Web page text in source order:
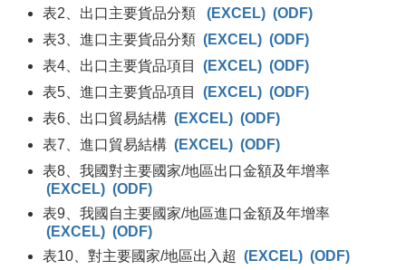
表2、出口主要貨品分類 (EXCEL) (ODF)
表3、進口主要貨品分類 (EXCEL) (ODF)
表4、出口主要貨品項目 (EXCEL) (ODF)
表5、進口主要貨品項目 (EXCEL) (ODF)
表6、出口貿易結構 (EXCEL) (ODF)
表7、進口貿易結構 (EXCEL) (ODF)
表8、我國對主要國家/地區出口金額及年增率
(EXCEL) (ODF)
表9、我國自主要國家/地區進口金額及年增率
(EXCEL) (ODF)
表10、對主要國家/地區出入超 (EXCEL) (ODF)